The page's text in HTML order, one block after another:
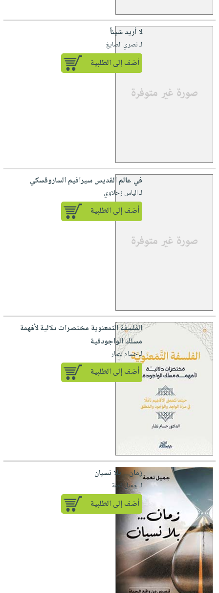
لا أريد شيئاً
لـ نصري الصايغ
أضف إلى الطلبية
في عالم القديس سيرافيم الساروڤسكي
لـ الياس زحلاوي
أضف إلى الطلبية
الفلسفة التمعنوية مختصرات دلالية لأفهمة
مسلك الواجودقية
لـ حسام نصار
أضف إلى الطلبية
زمان... بلا نسيان
لـ جميل نعمة
أضف إلى الطلبية